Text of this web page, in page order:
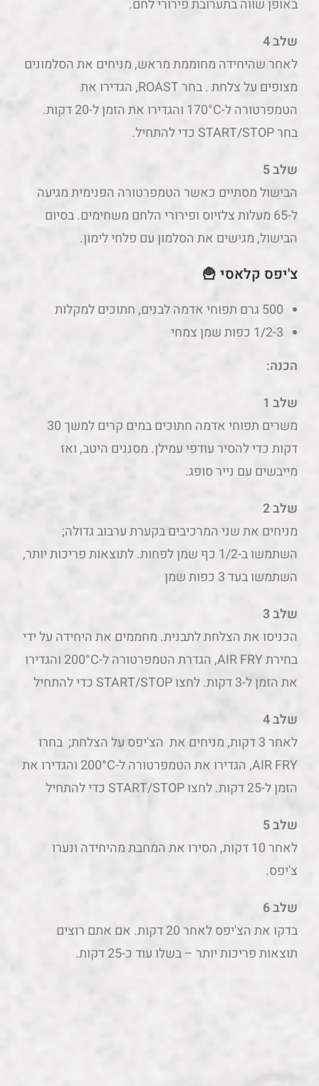
באופן שווה בתערובת פירורי לחם.
שלב 4
לאחר שהיחידה מחוממת מראש, מניחים את הסלמונים
מצופים על צלחת . בחר ROAST, הגדירו את
הטמפרטורה ל-170°C והגדירו את הזמן ל-20 דקות.
בחר START/STOP כדי להתחיל.
שלב 5
הבישול מסתיים כאשר הטמפרטורה הפנימית מגיעה
ל-65 מעלות צלזיוס ופירורי הלחם משחימים. בסיום
הבישול, מגישים את הסלמון עם פלחי לימון.
צ'יפס קלאסי 🍟
500 גרם תפוחי אדמה לבנים, חתוכים למקלות
1/2-3 כפות שמן צמחי
הכנה:
שלב 1
משרים תפוחי אדמה חתוכים במים קרים למשך 30
דקות כדי להסיר עודפי עמילן. מסננים היטב, ואז
מייבשים עם נייר סופג.
שלב 2
מניחים את שני המרכיבים בקערת ערבוב גדולה;
השתמשו ב-1/2 כף שמן לפחות. לתוצאות פריכות יותר,
השתמשו בעד 3 כפות שמן
שלב 3
הכניסו את הצלחת לתבנית. מחממים את היחידה על ידי
בחירת AIR FRY, הגדרת הטמפרטורה ל-200°C והגדירו
את הזמן ל-3 דקות. לחצו START/STOP כדי להתחיל
שלב 4
לאחר 3 דקות, מניחים את הצ'יפס על הצלחת; בחרו
AIR FRY, הגדירו את הטמפרטורה ל-200°C והגדירו את
הזמן ל-25 דקות. לחצו START/STOP כדי להתחיל
שלב 5
לאחר 10 דקות, הסירו את המחבת מהיחידה ונערו
צ'יפס.
שלב 6
בדקו את הצ'יפס לאחר 20 דקות. אם אתם רוצים
תוצאות פריכות יותר – בשלו עוד כ-25 דקות.